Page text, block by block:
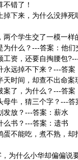
错了！
掉下来，为什么没摔
两个学生交了一模一样
为什么？---答案：他们
工资，还要自掏腰包
远掉不下来？---答案
时间，却查不出命案
案了，为什么？---答案
母牛，猜三个字？---答
发放？---答案：薪水
么书？---答案：遗书
蛋不能吃，煮不熟，却
为什么小华却偏偏说